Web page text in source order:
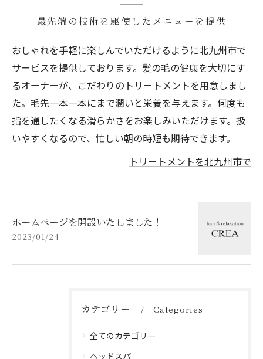
最先端の技術を駆使したメニューを提供
おしゃれを手軽に楽しんでいただけるように北九州市で
サービスを提供しております。髪の毛の健康を大切にす
るオーナーが、こだわりのトリートメントを用意しまし
た。毛先一本一本にまで潤いと栄養を与えます。何度も
指を通したくなる滑らかさをお楽しみいただけます。扱
いやすくなるので、忙しい朝の時短も期待できます。
トリートメントを北九州市で
ホームページを開設いたしました！
2023/01/24
カテゴリー Categories
全てのカテゴリー
ヘッドスパ